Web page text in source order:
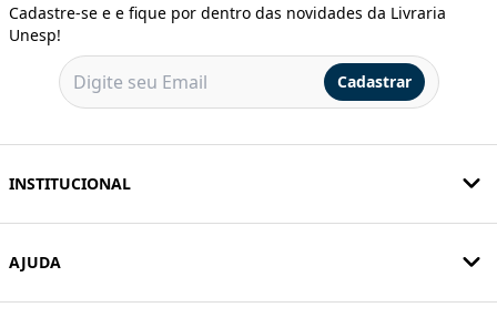
Cadastre-se e e fique por dentro das novidades da Livraria
Unesp!
Cadastrar
INSTITUCIONAL
AJUDA